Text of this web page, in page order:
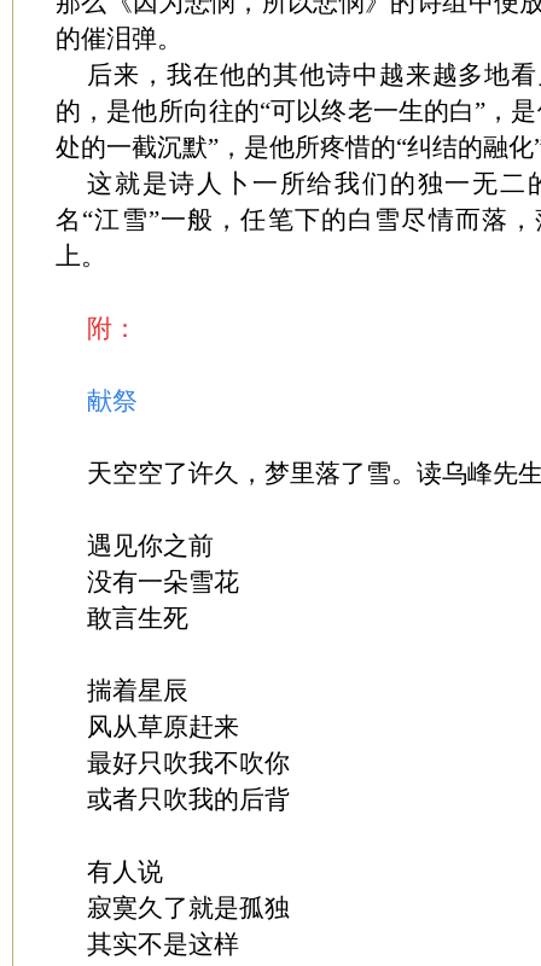
的催泪弹。
后来，我在他的其他诗中越来越多地
的，是他所向往的“可以终老一生的白”，
处的一截沉默”，是他所疼惜的“纠结的融化
这就是诗人卜一所给我们的独一无二
名“江雪”一般，任笔下的白雪尽情而落
上。
附：
献祭
天空空了许久，梦里落了雪。读乌峰
遇见你之前
没有一朵雪花
敢言生死
揣着星辰
风从草原赶来
最好只吹我不吹你
或者只吹我的后背
有人说
寂寞久了就是孤独
其实不是这样